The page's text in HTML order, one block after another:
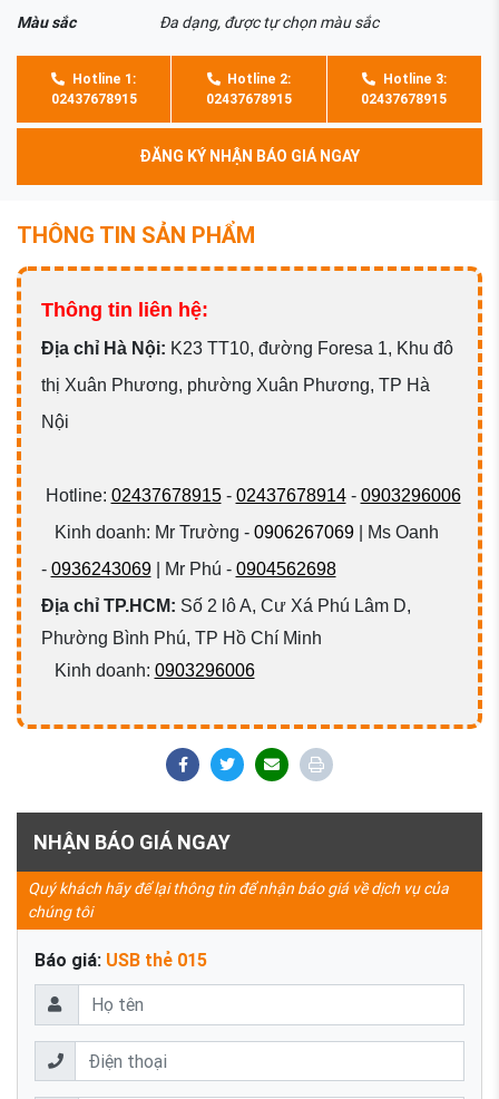
Màu sắc
Đa dạng, được tự chọn màu sắc
Hotline 1:
02437678915
Hotline 2:
02437678915
Hotline 3:
02437678915
ĐĂNG KÝ NHẬN BÁO GIÁ NGAY
THÔNG TIN SẢN PHẨM
Thông tin liên hệ:
Địa chỉ Hà Nội: K23 TT10, đường Foresa 1, Khu đô
thị Xuân Phương, phường Xuân Phương, TP Hà
Nội
Hotline: 02437678915- 02437678914- 0903296006
Kinh doanh: Mr Trường - 0906267069| Ms Oanh
- 0936243069| Mr Phú - 0904562698
Địa chỉ TP.HCM: Số 2 lô A, Cư Xá Phú Lâm D,
Phường Bình Phú, TP Hồ Chí Minh
Kinh doanh: 0903296006
NHẬN BÁO GIÁ NGAY
Quý khách hãy để lại thông tin để nhận báo giá về dịch vụ của
chúng tôi
Báo giá: USB thẻ 015